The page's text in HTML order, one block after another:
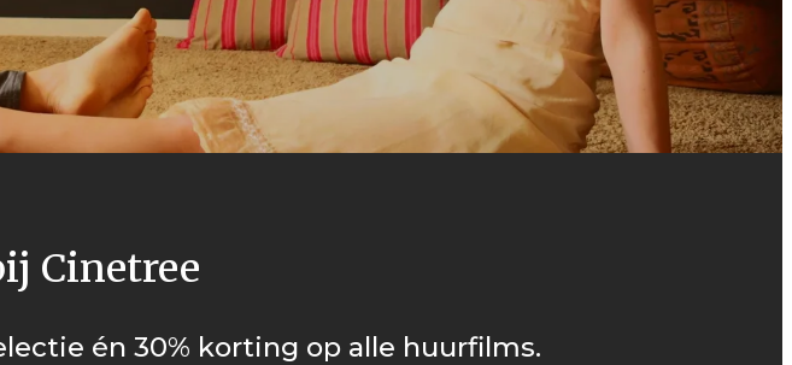
Cinetree
én 30% korting op alle huurfilms.